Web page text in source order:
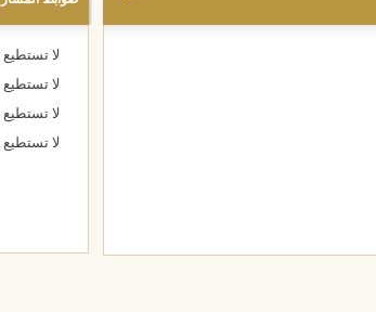
لا تستطيع
لا تستطيع
لا تستطيع
لا تستطيع